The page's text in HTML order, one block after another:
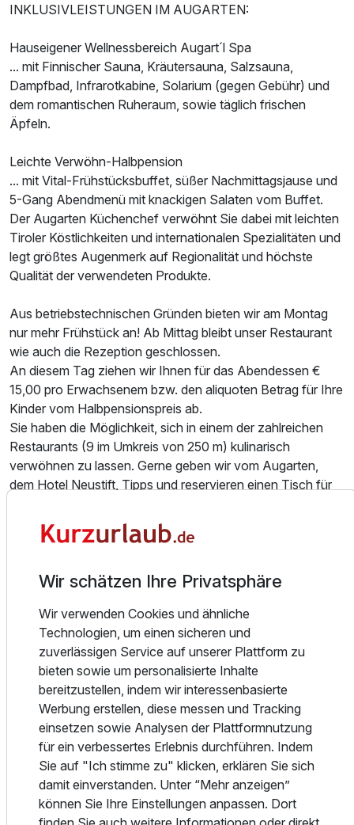
Für 8 Tage p.P. ab
2 Erwachsene und 2 Kinder
Ausstattung
Für 8 Tage
2 Erwachsene und 2 Kinder
INKLUSIVLEISTUNGEN IM AUGARTEN:
Hauseigener Wellnessbereich Augart´l Spa
... mit Finnischer Sauna, Kräutersauna, Salzsauna,
Dampfbad, Infrarotkabine, Solarium (gegen Gebühr) und
dem romantischen Ruheraum, sowie täglich frischen
Äpfeln.
Leichte Verwöhn-Halbpension
... mit Vital-Frühstücksbuffet, süßer Nachmittagsjause und
5-Gang Abendmenü mit knackigen Salaten vom Buffet.
Der Augarten Küchenchef verwöhnt Sie dabei mit leichten
Tiroler Köstlichkeiten und internationalen Spezialitäten und
legt größtes Augenmerk auf Regionalität und höchste
Qualität der verwendeten Produkte.
Aus betriebstechnischen Gründen bieten wir am Montag
nur mehr Frühstück an! Ab Mittag bleibt unser Restaurant
wie auch die Rezeption geschlossen.
An diesem Tag ziehen wir Ihnen für das Abendessen €
15,00 pro Erwachsenem bzw. den aliquoten Betrag für Ihre
Kinder vom Halbpensionspreis ab.
Sie haben die Möglichkeit, sich in einem der zahlreichen
Restaurants (9 im Umkreis von 250 m) kulinarisch
verwöhnen zu lassen. Gerne geben wir vom Augarten,
dem Hotel Neustift, Tipps und reservieren einen Tisch für
AKTIV IM SOMMER:
Familie im Sommer für Wandersportbegeisterte mit
mit Kinderspielraum, Spielplatz und großer Liegewiese mit
Terrasse.
Jeder Gast erhält für die Dauer des Aufenthalts die
kostenlose STUBAI SUPER CARD mit folgenden
Vorteilen:
* freie Benützung der 4 Bergbahnen im Tal (je eine Berg-
und Talfahrt pro Tag), gültig auch für den Stubaier
Gletscher!!!
* freie Benützung der Busse im Stubaital und bis Innsbruck
sowie der Stubaitalbahn
Wir schätzen Ihre Privatsphäre
Wir verwenden Cookies und ähnliche
Technologien, um einen sicheren und
zuverlässigen Service auf unserer Plattform zu
bieten sowie um personalisierte Inhalte
bereitzustellen, indem wir interessenbasierte
Werbung erstellen, diese messen und Tracking
einsetzen sowie Analysen der Plattformnutzung
für ein verbessertes Erlebnis durchführen. Indem
Sie auf "Ich stimme zu" klicken, erklären Sie sich
damit einverstanden. Unter “Mehr anzeigen”
können Sie Ihre Einstellungen anpassen. Dort